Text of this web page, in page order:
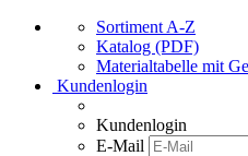
Sortiment A-Z
Katalog (PDF)
Materialtabelle mit
Kundenlogin
Kundenlogin
E-Mail